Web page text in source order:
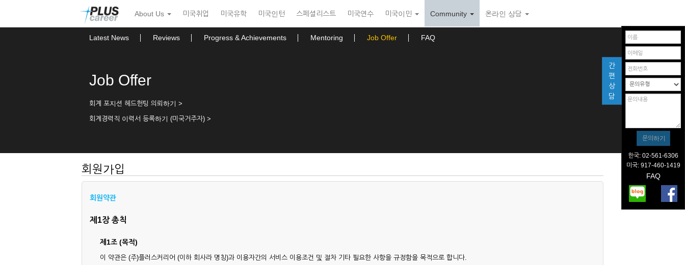
뉴
토
About Us 미국취업 미국유학 미국인턴 스페셜리스트 미국연수 미국이민 Community 온라인 상담
Latest News Reviews Progress & Achievements Mentoring Job Offer FAQ
Job Offer
회계 포지션 헤드헌팅 의뢰하기 >
회계경력직 이력서 등록하기 (미국거주자) >
회원가입
회원약관
제1장 총칙
제1조 (목적)
이 약관은 (주)플러스커리어 (이하 회사라 명칭)과 이용자간의 서비스 이용조건 및 절차 기타 필요한 사항을 규정함을 목적으로 합니다.
간
편
상
담
한국: 02-561-6306
미국: 917-460-1419
FAQ